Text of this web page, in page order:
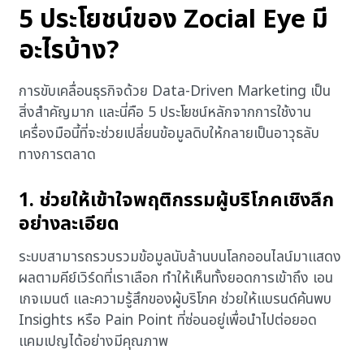
5 ประโยชน์ของ Zocial Eye มี
อะไรบ้าง?
การขับเคลื่อนธุรกิจด้วย Data-Driven Marketing เป็น
สิ่งสำคัญมาก และนี่คือ 5 ประโยชน์หลักจากการใช้งาน
เครื่องมือนี้ที่จะช่วยเปลี่ยนข้อมูลดิบให้กลายเป็นอาวุธลับ
ทางการตลาด
1. ช่วยให้เข้าใจพฤติกรรมผู้บริโภคเชิงลึก
อย่างละเอียด
ระบบสามารถรวบรวมข้อมูลนับล้านบนโลกออนไลน์มาแสดง
ผลตามคีย์เวิร์ดที่เราเลือก ทำให้เห็นทั้งยอดการเข้าถึง เอน
เกจเมนต์ และความรู้สึกของผู้บริโภค ช่วยให้แบรนด์ค้นพบ
Insights หรือ Pain Point ที่ซ่อนอยู่เพื่อนำไปต่อยอด
แคมเปญได้อย่างมีคุณภาพ